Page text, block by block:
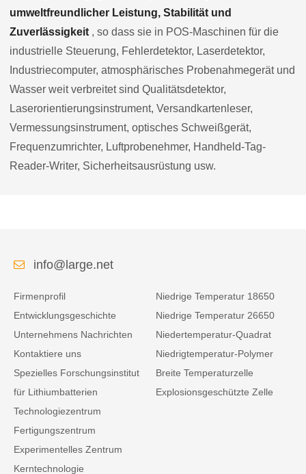
umweltfreundlicher Leistung, Stabilität und
Zuverlässigkeit , so dass sie in POS-Maschinen für die
industrielle Steuerung, Fehlerdetektor, Laserdetektor,
Industriecomputer, atmosphärisches Probenahmegerät und
Wasser weit verbreitet sind Qualitätsdetektor,
Laserorientierungsinstrument, Versandkartenleser,
Vermessungsinstrument, optisches Schweißgerät,
Frequenzumrichter, Luftprobenehmer, Handheld-Tag-
Reader-Writer, Sicherheitsausrüstung usw.
info@large.net
Firmenprofil
Entwicklungsgeschichte
Unternehmens Nachrichten
Kontaktiere uns
Spezielles Forschungsinstitut
für Lithiumbatterien
Technologiezentrum
Fertigungszentrum
Experimentelles Zentrum
Kerntechnologie
Niedrige Temperatur 18650
Niedrige Temperatur 26650
Niedertemperatur-Quadrat
Niedrigtemperatur-Polymer
Breite Temperaturzelle
Explosionsgeschützte Zelle